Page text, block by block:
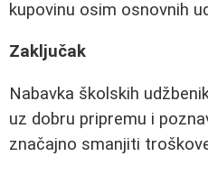
kupovinu osim osnovnih
Zaključak
Nabavka školskih
uz dobru pripremu i
značajno smanjiti